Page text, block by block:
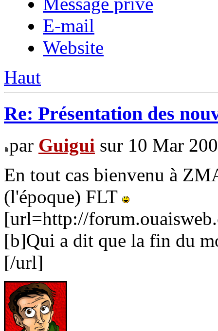
E-mail
Website
Haut
Re: Présentation des
par Guigui sur 10 Mar
En tout cas bienvenu à
(l'époque) FLT
[url=http://
[b]Qui a dit que la fin du
[/url]